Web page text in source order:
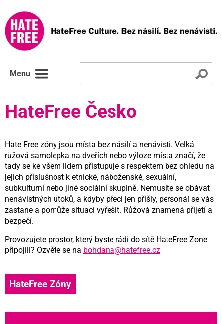
Menu
HateFree Česko
Hate Free zóny jsou místa bez násilí a nenávisti. Velká
růžová samolepka na dveřích nebo výloze místa značí, že
tady se ke všem lidem přistupuje s respektem bez ohledu na
jejich příslušnost k etnické, náboženské, sexuální,
subkulturní nebo jiné sociální skupině. Nemusíte se obávat
nenávistných útoků, a kdyby přeci jen přišly, personál se vás
zastane a pomůže situaci vyřešit. Růžová znamená přijetí a
bezpečí.
Provozujete prostor, který byste rádi do sítě HateFree Zone
připojili? Ozvěte se na bohdana@hatefree.cz
HateFree Zóny